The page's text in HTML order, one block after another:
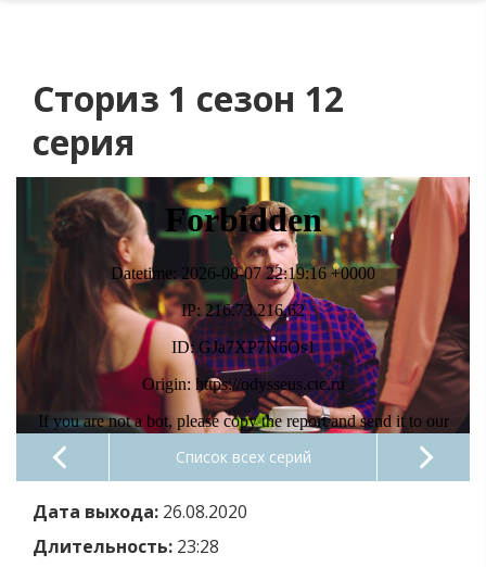
Сториз 1 сезон 12
серия
Список всех серий
Дата выхода: 26.08.2020
Длительность: 23:28